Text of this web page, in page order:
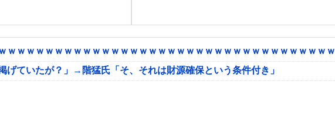
ｗｗｗｗｗｗｗｗｗｗｗｗｗｗｗｗｗｗｗｗｗｗｗｗｗｗｗｗｗｗｗｗｗｗ
ていたが？」→階猛氏「そ、それは財源確保という条件付き」